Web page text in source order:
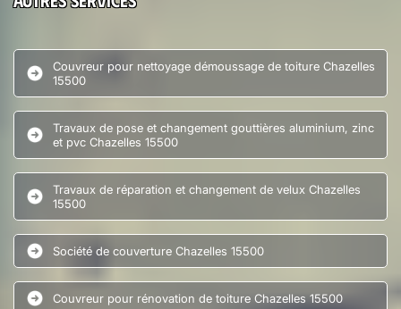
Couvreur pour nettoyage démoussage de toiture Chazelles
15500
Travaux de pose et changement gouttières aluminium, zinc
et pvc Chazelles 15500
Travaux de réparation et changement de velux Chazelles
15500
Société de couverture Chazelles 15500
Couvreur pour rénovation de toiture Chazelles 15500